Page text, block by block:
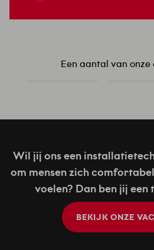
Een aantal van
Wil jij ons een
om mensen zich
voelen? Dan ben jij een
BEKIJK ONZE